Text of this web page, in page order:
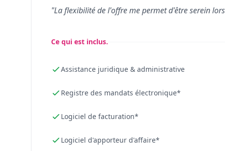
"La flexibilité de l'offre me permet d'être serein
Ce qui est inclus.
Assistance juridique & administrative
Registre des mandats électronique*
Logiciel de facturation*
Logiciel d'apporteur d'affaire*